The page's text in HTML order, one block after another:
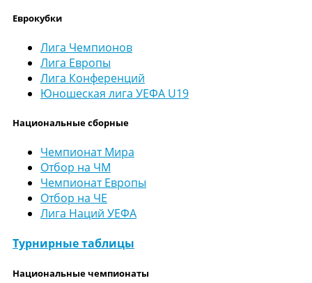
Еврокубки
Лига Чемпионов
Лига Европы
Лига Конференций
Юношеская лига УЕФА U19
Национальные сборные
Чемпионат Мира
Отбор на ЧМ
Чемпионат Европы
Отбор на ЧЕ
Лига Наций УЕФА
Турнирные таблицы
Национальные чемпионаты